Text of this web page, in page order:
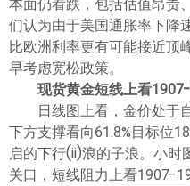
们认为由于美国通胀率下降
比欧洲利率更有可能接近顶
早考虑宽松政策。
现货黄金短线上看
日线图上看，金价处于
下方支撑看向61.8%目标位
启的下行(ii)浪的子浪。小时
关口，短线阻力上看1907-